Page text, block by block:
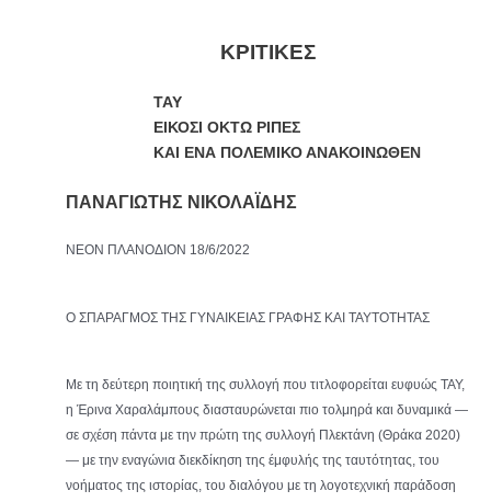
ΚΡΙΤΙΚΕΣ
ΤΑΥ
ΕΙΚΟΣΙ ΟΚΤΩ ΡΙΠΕΣ
ΚΑΙ ΕΝΑ ΠΟΛΕΜΙΚΟ ΑΝΑΚΟΙΝΩΘΕΝ
ΠΑΝΑΓΙΩΤΗΣ ΝΙΚΟΛΑΪΔΗΣ
ΝΕΟΝ ΠΛΑΝΟΔΙΟΝ 18/6/2022
Ο ΣΠΑΡΑΓΜΟΣ ΤΗΣ ΓΥΝΑΙΚΕΙΑΣ ΓΡΑΦΗΣ ΚΑΙ ΤΑΥΤΟΤΗΤΑΣ
Με τη δεύτερη ποιητική της συλλογή που τιτλοφορείται ευφυώς ΤΑΥ,
η Έρινα Χαραλάμπους διασταυρώνεται πιο τολμηρά και δυναμικά —
σε σχέση πάντα με την πρώτη της συλλογή Πλεκτάνη (Θράκα 2020)
— με την εναγώνια διεκδίκηση της έμφυλής της ταυτότητας, του
νοήματος της ιστορίας, του διαλόγου με τη λογοτεχνική παράδοση